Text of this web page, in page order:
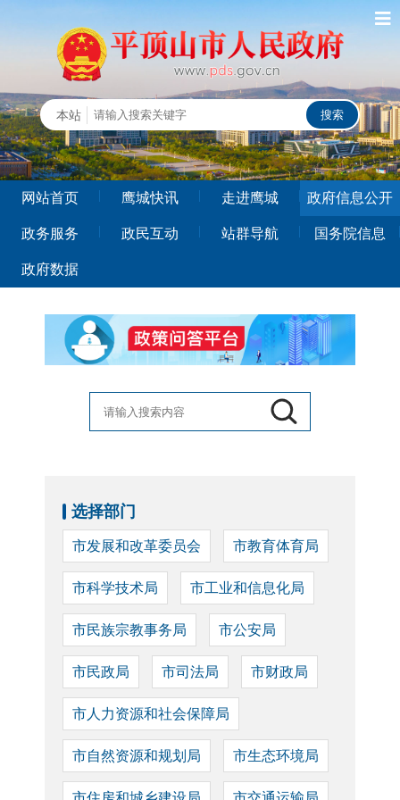
本站
网站首页 鹰城快讯 走进鹰城 政府信息公开
政务服务 政民互动 站群导航 国务院信息
政府数据
选择部门
市发展和改革委员会 市教育体育局
市科学技术局 市工业和信息化局
市民族宗教事务局 市公安局
市民政局 市司法局 市财政局
市人力资源和社会保障局
市自然资源和规划局 市生态环境局